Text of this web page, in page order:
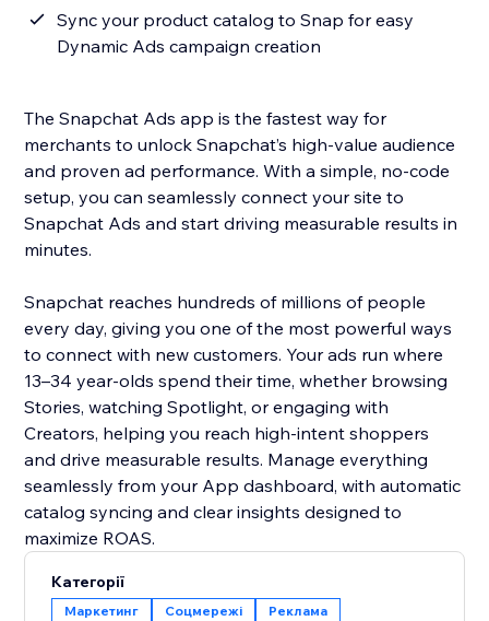
Sync your product catalog to Snap for easy
Dynamic Ads campaign creation
The Snapchat Ads app is the fastest way for
merchants to unlock Snapchat’s high-value audience
and proven ad performance. With a simple, no-code
setup, you can seamlessly connect your site to
Snapchat Ads and start driving measurable results in
minutes.
Snapchat reaches hundreds of millions of people
every day, giving you one of the most powerful ways
to connect with new customers. Your ads run where
13–34 year-olds spend their time, whether browsing
Stories, watching Spotlight, or engaging with
Creators, helping you reach high-intent shoppers
and drive measurable results. Manage everything
seamlessly from your App dashboard, with automatic
catalog syncing and clear insights designed to
maximize ROAS.
Категорії
Маркетинг Соцмережі Реклама